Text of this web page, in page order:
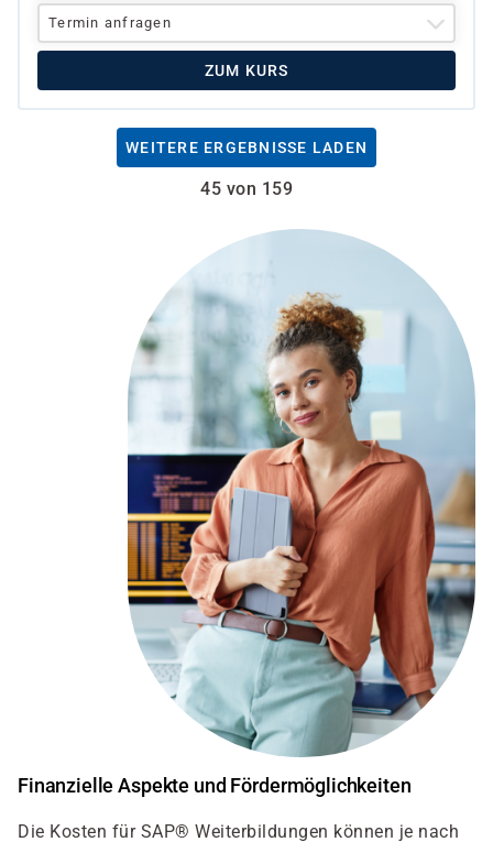
Termin anfragen
ZUM KURS
WEITERE ERGEBNISSE LADEN
45 von 159
Finanzielle Aspekte und Fördermöglichkeiten
Die Kosten für SAP® Weiterbildungen können je nach